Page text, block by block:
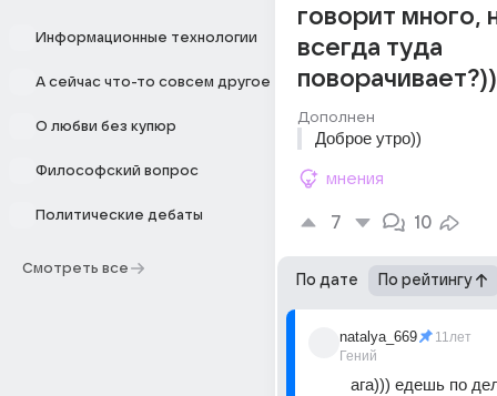
Информационные технологии
А сейчас что-то совсем другое
О любви без купюр
Философский вопрос
Политические дебаты
Смотреть все
говорит много,
всегда туда
Дополнен
Доброе утро))
мнения
7 10
По дате По рейтингу
natalya_669
Гений
11лет
ага))) едешь по